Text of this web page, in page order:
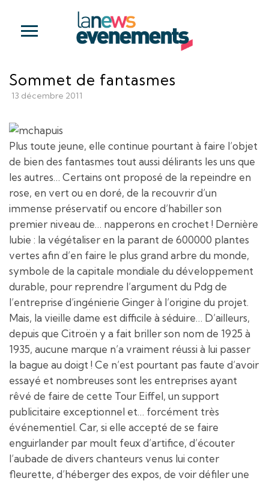
Sommet de fantasmes
13 décembre 2011
Plus toute jeune, elle continue pourtant à faire l’objet
de bien des fantasmes tout aussi délirants les uns que
les autres… Certains ont proposé de la repeindre en
rose, en vert ou en doré, de la recouvrir d’un
immense préservatif ou encore d’habiller son
premier niveau de… napperons en crochet ! Dernière
lubie : la végétaliser en la parant de 600000 plantes
vertes afin d’en faire le plus grand arbre du monde,
symbole de la capitale mondiale du développement
durable, pour reprendre l’argument du Pdg de
l’entreprise d’ingénierie Ginger à l’origine du projet.
Mais, la vieille dame est difficile à séduire… D’ailleurs,
depuis que Citroën y a fait briller son nom de 1925 à
1935, aucune marque n’a vraiment réussi à lui passer
la bague au doigt ! Ce n’est pourtant pas faute d’avoir
essayé et nombreuses sont les entreprises ayant
rêvé de faire de cette Tour Eiffel, un support
publicitaire exceptionnel et… forcément très
événementiel. Car, si elle accepté de se faire
enguirlander par moult feux d’artifice, d’écouter
l’aubade de divers chanteurs venus lui conter
fleurette, d’héberger des expos, de voir défiler une